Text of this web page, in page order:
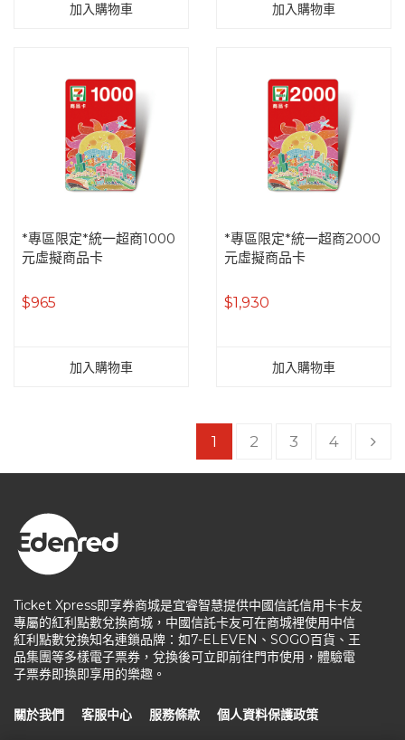
加入購物車 加入購物車
*專區限定*統一超商1000
元虛擬商品卡
$965
加入購物車
*專區限定*統一超商2000
元虛擬商品卡
$1,930
加入購物車
1 2 3 4
Ticket Xpress即享券商城是宜睿智慧提供中國信託信用卡卡友
專屬的紅利點數兌換商城，中國信託卡友可在商城裡使用中信
紅利點數兌換知名連鎖品牌：如7-ELEVEN、SOGO百貨、王
品集團等多樣電子票券，兌換後可立即前往門市使用，體驗電
子票券即換即享用的樂趣。
關於我們 客服中心 服務條款 個人資料保護政策